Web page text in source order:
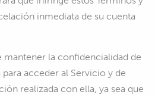
inmediata de su cuenta
mantener la confidencialidad de
acceder al Servicio y de
realizada con ella, ya sea que